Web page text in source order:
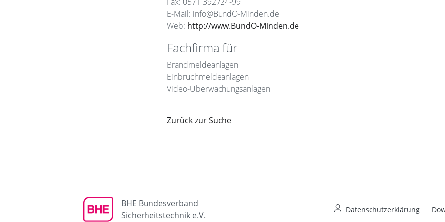
E-Mail: info@BundO-Minden.de
Web: http://www.BundO-Minden.de
Fachfirma für
Brandmeldeanlagen
Einbruchmeldeanlagen
Video-Überwachungsanlagen
Zurück zur Suche
BHE Bundesverband
Sicherheitstechnik e.V.
Datenschutzerklärung